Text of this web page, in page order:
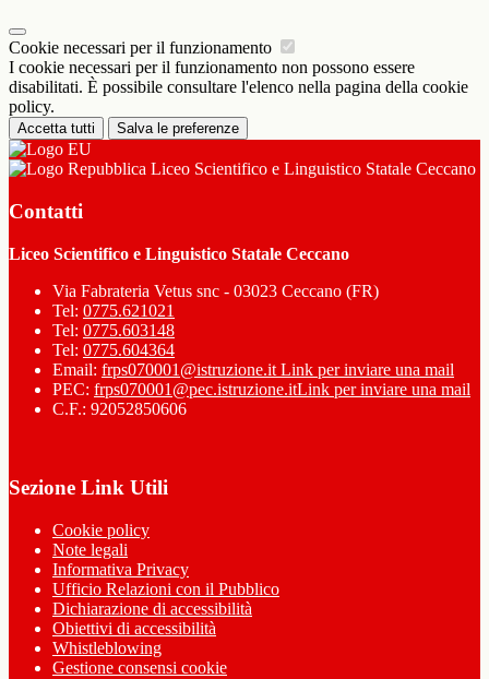
Cookie necessari per il funzionamento
I cookie necessari per il funzionamento non possono essere
disabilitati. È possibile consultare l'elenco nella pagina della cookie
policy.
Accetta tutti Salva le preferenze
Liceo Scientifico e Linguistico Statale Ceccano
Contatti
Liceo Scientifico e Linguistico Statale Ceccano
Via Fabrateria Vetus snc - 03023 Ceccano (FR)
Tel: 0775.621021
Tel: 0775.603148
Tel: 0775.604364
Email: frps070001@istruzione.it Link per inviare una mail
PEC: frps070001@pec.istruzione.itLink per inviare una mail
C.F.: 92052850606
Sezione Link Utili
Cookie policy
Note legali
Informativa Privacy
Ufficio Relazioni con il Pubblico
Dichiarazione di accessibilità
Obiettivi di accessibilità
Whistleblowing
Gestione consensi cookie